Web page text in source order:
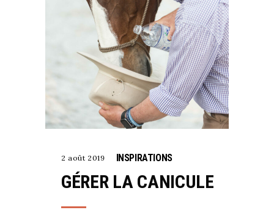
2 août 2019 INSPIRATIONS
GÉRER LA CANICULE